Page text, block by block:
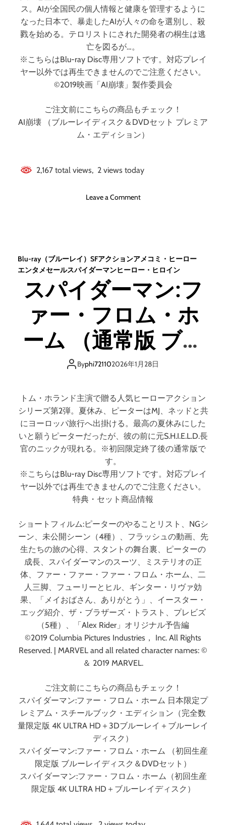
ス。AIが全国民の個人情報と健康を管理するように
なった日本で、暴走したAIが人々の命を選別し、殺
戮を始める。テロリストにされた開発者の桐生は逃
亡を図るが…。
※こちらはBlu-ray Disc専用ソフトです。対応プレイ
ヤー以外では再生できませんのでご注意ください。
©2019映画「AI崩壊」製作委員会
ご注文前にこちらの商品もチェック！
AI崩壊 （ブルーレイディスク＆DVDセット プレミア
ム・エディション）
2,167 total views, 2 views today
Leave a Commento
（
ル
ー
レ
イ
デ
ィ
ス
ク
V
D
セ
ッ
ト
）
Blu-ray（ブルーレイ） SFアクションアメコミ・ヒーロー
エンタメセールスパイダーマンヒーロー・ヒロイン
スパイダーマン:フ
ァー・フロム・ホ
ーム （通常版 ブル
ーレイディスク＆
DVDセット）
Byphi721102026年1月28日
トム・ホランド主演で贈る人気ヒーローアクション
シリーズ第2弾。夏休み、ピーターはMJ、ネッドと共
にヨーロッパ旅行へ出掛ける。最高の夏休みにした
いと願うピーターだったが、彼の前に元S.H.I.E.L.D.長
官のニックが現れる。※初回限定終了後の通常版で
す。
※こちらはBlu-ray Disc専用ソフトです。対応プレイ
ヤー以外では再生できませんのでご注意ください。
特典・セット商品情報
ショートフィルム:ピーターのやることリスト、NGシ
ーン、未公開シーン（4種）、フラッシュの動画、先
生たちの旅の心得、スタントの舞台裏、ピーターの
成長、スパイダーマンのスーツ、ミステリオの正
体、ファー・ファー・ファー・フロム・ホーム、二
人三脚、フューリーとヒル、ギンター・リヴァ効
果、「メイおばさん、ありがとう」、イースター・
エッグ紹介、ザ・ブラザーズ・トラスト、プレビズ
（5種）、「Alex Rider」オリジナル予告編
©2019 Columbia Pictures Industries， Inc. All Rights
Reserved. | MARVEL and all related character names: ©
＆ 2019 MARVEL.
ご注文前にこちらの商品もチェック！
スパイダーマン:ファー・フロム・ホーム 日本限定プ
レミアム・スチールブック・エディション（完全数
量限定版 4K ULTRA HD＋3Dブルーレイ＋ブルーレイ
ディスク）
スパイダーマン:ファー・フロム・ホーム （初回生産
限定版 ブルーレイディスク＆DVDセット）
スパイダーマン:ファー・フロム・ホーム（初回生産
限定版 4K ULTRA HD＋ブルーレイディスク）